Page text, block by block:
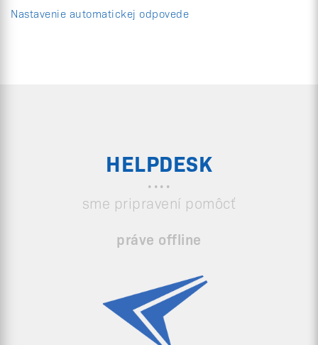
Nastavenie automatickej odpovede
HELPDESK
sme pripravení pomôcť
práve offline